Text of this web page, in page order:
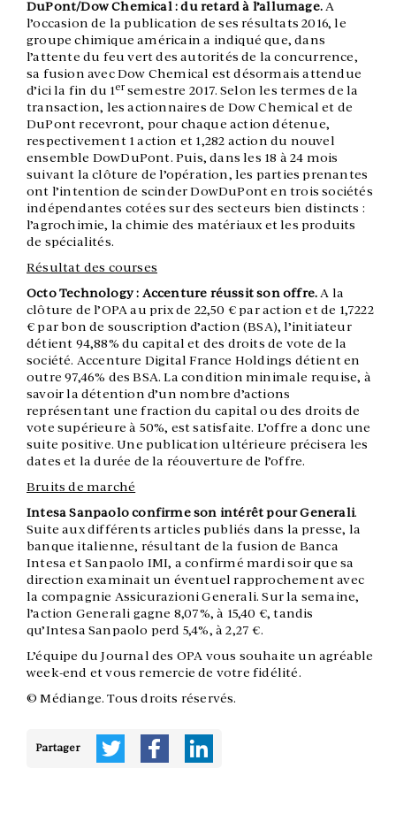
DuPont/Dow Chemical : du retard à l’allumage. A
l’occasion de la publication de ses résultats 2016, le
groupe chimique américain a indiqué que, dans
l’attente du feu vert des autorités de la concurrence,
sa fusion avec Dow Chemical est désormais attendue
d’ici la fin du 1ersemestre 2017. Selon les termes de la
transaction, les actionnaires de Dow Chemical et de
DuPont recevront, pour chaque action détenue,
respectivement 1 action et 1,282 action du nouvel
ensemble DowDuPont. Puis, dans les 18 à 24 mois
suivant la clôture de l’opération, les parties prenantes
ont l’intention de scinder DowDuPont en trois sociétés
indépendantes cotées sur des secteurs bien distincts :
l’agrochimie, la chimie des matériaux et les produits
de spécialités.
Résultat des courses
Octo Technology : Accenture réussit son offre. A la
clôture de l’OPA au prix de 22,50 € par action et de 1,7222
€ par bon de souscription d’action (BSA), l’initiateur
détient 94,88% du capital et des droits de vote de la
société. Accenture Digital France Holdings détient en
outre 97,46% des BSA. La condition minimale requise, à
savoir la détention d’un nombre d’actions
représentant une fraction du capital ou des droits de
vote supérieure à 50%, est satisfaite. L’offre a donc une
suite positive. Une publication ultérieure précisera les
dates et la durée de la réouverture de l’offre.
Bruits de marché
Intesa Sanpaolo confirme son intérêt pour Generali.
Suite aux différents articles publiés dans la presse, la
banque italienne, résultant de la fusion de Banca
Intesa et Sanpaolo IMI, a confirmé mardi soir que sa
direction examinait un éventuel rapprochement avec
la compagnie Assicurazioni Generali. Sur la semaine,
l’action Generali gagne 8,07%, à 15,40 €, tandis
qu’Intesa Sanpaolo perd 5,4%, à 2,27 €.
L’équipe du Journal des OPA vous souhaite un agréable
week-end et vous remercie de votre fidélité.
© Médiange. Tous droits réservés.
Partager